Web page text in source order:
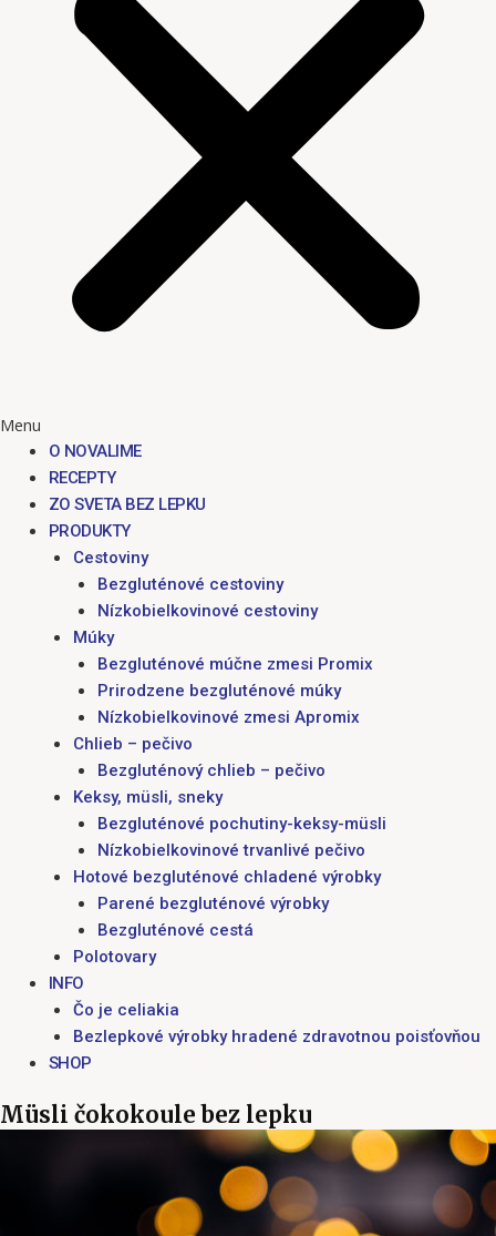
Menu
O NOVALIME
RECEPTY
ZO SVETA BEZ LEPKU
PRODUKTY
Cestoviny
Bezgluténové cestoviny
Nízkobielkovinové cestoviny
Múky
Bezgluténové múčne zmesi Promix
Prirodzene bezgluténové múky
Nízkobielkovinové zmesi Apromix
Chlieb – pečivo
Bezgluténový chlieb – pečivo
Keksy, müsli, sneky
Bezgluténové pochutiny-keksy-müsli
Nízkobielkovinové trvanlivé pečivo
Hotové bezgluténové chladené výrobky
Parené bezgluténové výrobky
Bezgluténové cestá
Polotovary
INFO
Čo je celiakia
Bezlepkové výrobky hradené zdravotnou poisťovňou
SHOP
Müsli čokokoule bez lepku